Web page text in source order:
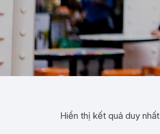
Hiển thị kết quả duy nhất